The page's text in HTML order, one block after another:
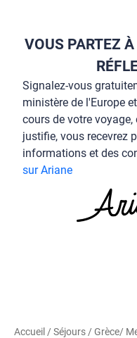
VOUS PARTEZ À
Signalez-vous
ministère de l'Europe
cours de votre
justifie, vous recevrez
informations et des
sur Ariane
Accueil /Séjours / Grèce/